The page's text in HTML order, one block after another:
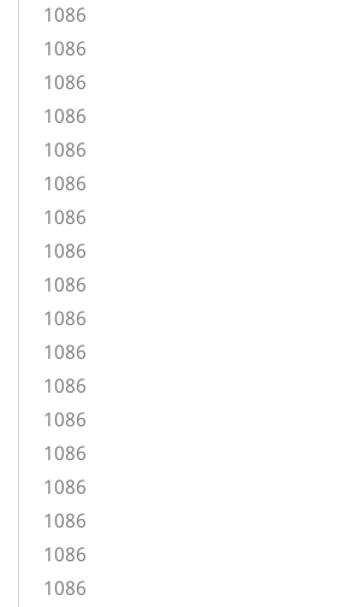
1086
1086
1086
1086
1086
1086
1086
1086
1086
1086
1086
1086
1086
1086
1086
1086
1086
1086